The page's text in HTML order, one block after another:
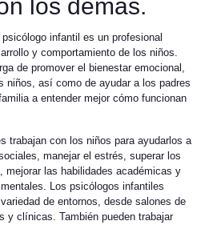
los demás.
infantil es un profesional
y comportamiento de los niños.
de promover el bienestar emocional,
niños, así como de ayudar a los padres
a entender mejor cómo funcionan
trabajan con los niños para ayudarlos a
manejar el estrés, superar los
mejorar las habilidades académicas y
Los psicólogos infantiles
de entornos, desde salones de
y clínicas. También pueden trabajar